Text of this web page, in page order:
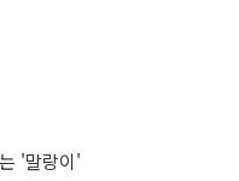
'말랑이'